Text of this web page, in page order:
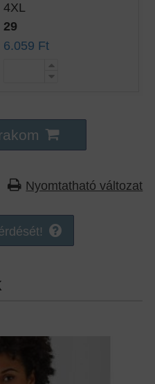
4XL
29
6.059 Ft
Nyomtatható változat